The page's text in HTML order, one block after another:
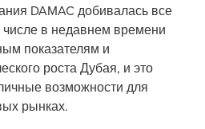
DAMAC добивалась все
в недавнем времени
показателям и
роста Дубая, и это
возможности для
рынках.